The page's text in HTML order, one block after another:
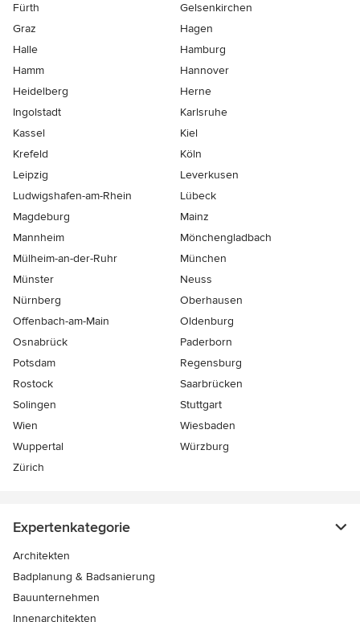
Fürth
Gelsenkirchen
Graz
Hagen
Halle
Hamburg
Hamm
Hannover
Heidelberg
Herne
Ingolstadt
Karlsruhe
Kassel
Kiel
Krefeld
Köln
Leipzig
Leverkusen
Ludwigshafen-am-Rhein
Lübeck
Magdeburg
Mainz
Mannheim
Mönchen­gladbach
Mülheim-an-der-Ruhr
München
Münster
Neuss
Nürnberg
Oberhausen
Offenbach-am-Main
Oldenburg
Osnabrück
Paderborn
Potsdam
Regensburg
Rostock
Saarbrücken
Solingen
Stuttgart
Wien
Wiesbaden
Wuppertal
Würzburg
Zürich
Expertenkategorie
Architekten
Badplanung & Badsanierung
Bauunternehmen
Innenarchitekten